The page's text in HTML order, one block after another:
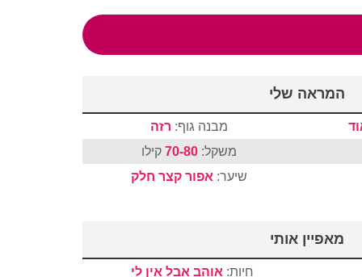
המראה שלי
מבנה גוף: רזה
משקל:70-80 קילו
שיער: אפור קצר חלק
מאפיין אותי
חיות: אוהב אבל אין לי